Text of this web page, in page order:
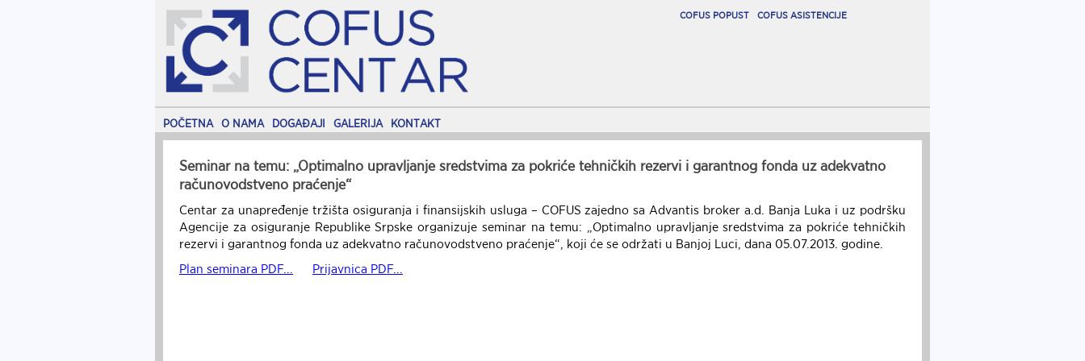
COFUS POPUST COFUS ASISTENCIJE
POČETNA O NAMA DOGAĐAJI GALERIJA KONTAKT
Seminar na temu: „Optimalno upravljanje sredstvima za pokriće tehničkih rezervi i garantnog fonda uz adekvatno
računovodstveno praćenje“
Centar za unapređenje tržišta osiguranja i finansijskih usluga – COFUS zajedno sa Advantis broker a.d. Banja Luka i uz podršku
Agencije za osiguranje Republike Srpske organizuje seminar na temu: „Optimalno upravljanje sredstvima za pokriće tehničkih
rezervi i garantnog fonda uz adekvatno računovodstveno praćenje“, koji će se održati u Banjoj Luci, dana 05.07.2013. godine.
Plan seminara PDF...
Prijavnica PDF...